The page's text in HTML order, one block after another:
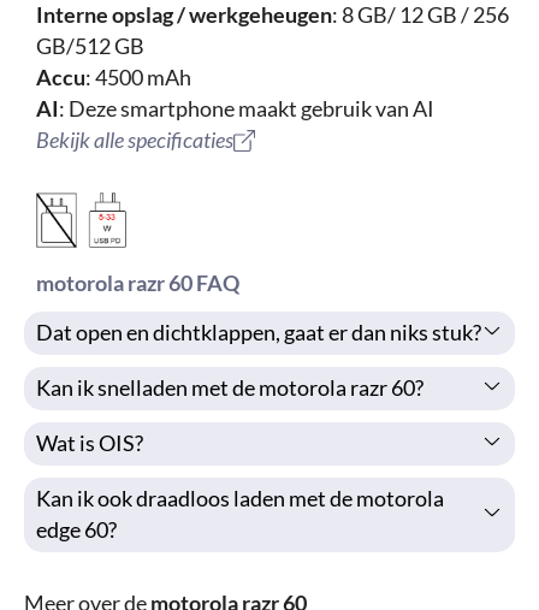
Interne opslag / werkgeheugen: 8 GB/ 12 GB / 256
GB/512 GB
Accu: 4500 mAh
AI: Deze smartphone maakt gebruik van AI
Bekijk alle specificaties
motorola razr 60 FAQ
Dat open en dichtklappen, gaat er dan niks stuk?
Kan ik snelladen met de motorola razr 60?
Wat is OIS?
Kan ik ook draadloos laden met de motorola
edge 60?
Meer over demotorola razr 60